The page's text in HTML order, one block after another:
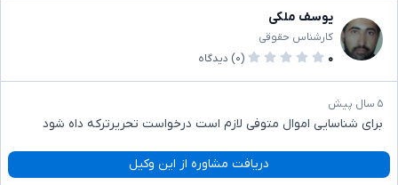
یوسف ملکی
کارشناس حقوقی
۰
(۰) دیدگاه
۵ سال پیش
برای شناسایی اموال متوفی لازم است درخواست تحریرترکه داه شود
دریافت مشاوره از این وکیل